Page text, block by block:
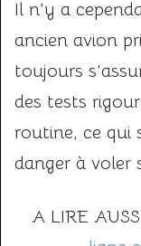
Il n’y a
ancien avion
toujours
des tests
routine, ce qui
danger à voler
A LIRE